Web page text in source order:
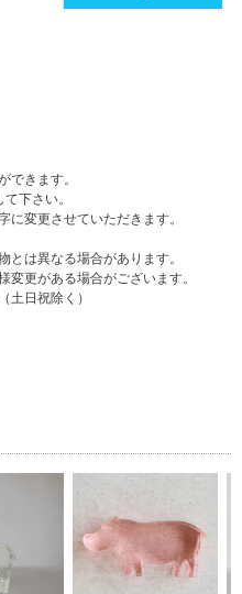
できます。
下さい。
変更させていただきます。
とは異なる場合があります。
変更がある場合がございます。
土日祝除く）